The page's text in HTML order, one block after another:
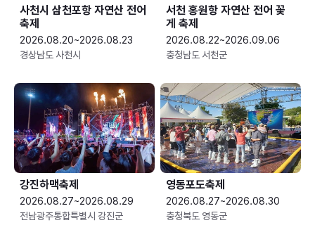
사천시 삼천포항 자연산 전어
축제
2026.08.20~2026.08.23
경상남도 사천시
서천 홍원항 자연산 전어 꽃
게 축제
2026.08.22~2026.09.06
충청남도 서천군
강진하맥축제
2026.08.27~2026.08.29
전남광주통합특별시 강진군
영동포도축제
2026.08.27~2026.08.30
충청북도 영동군